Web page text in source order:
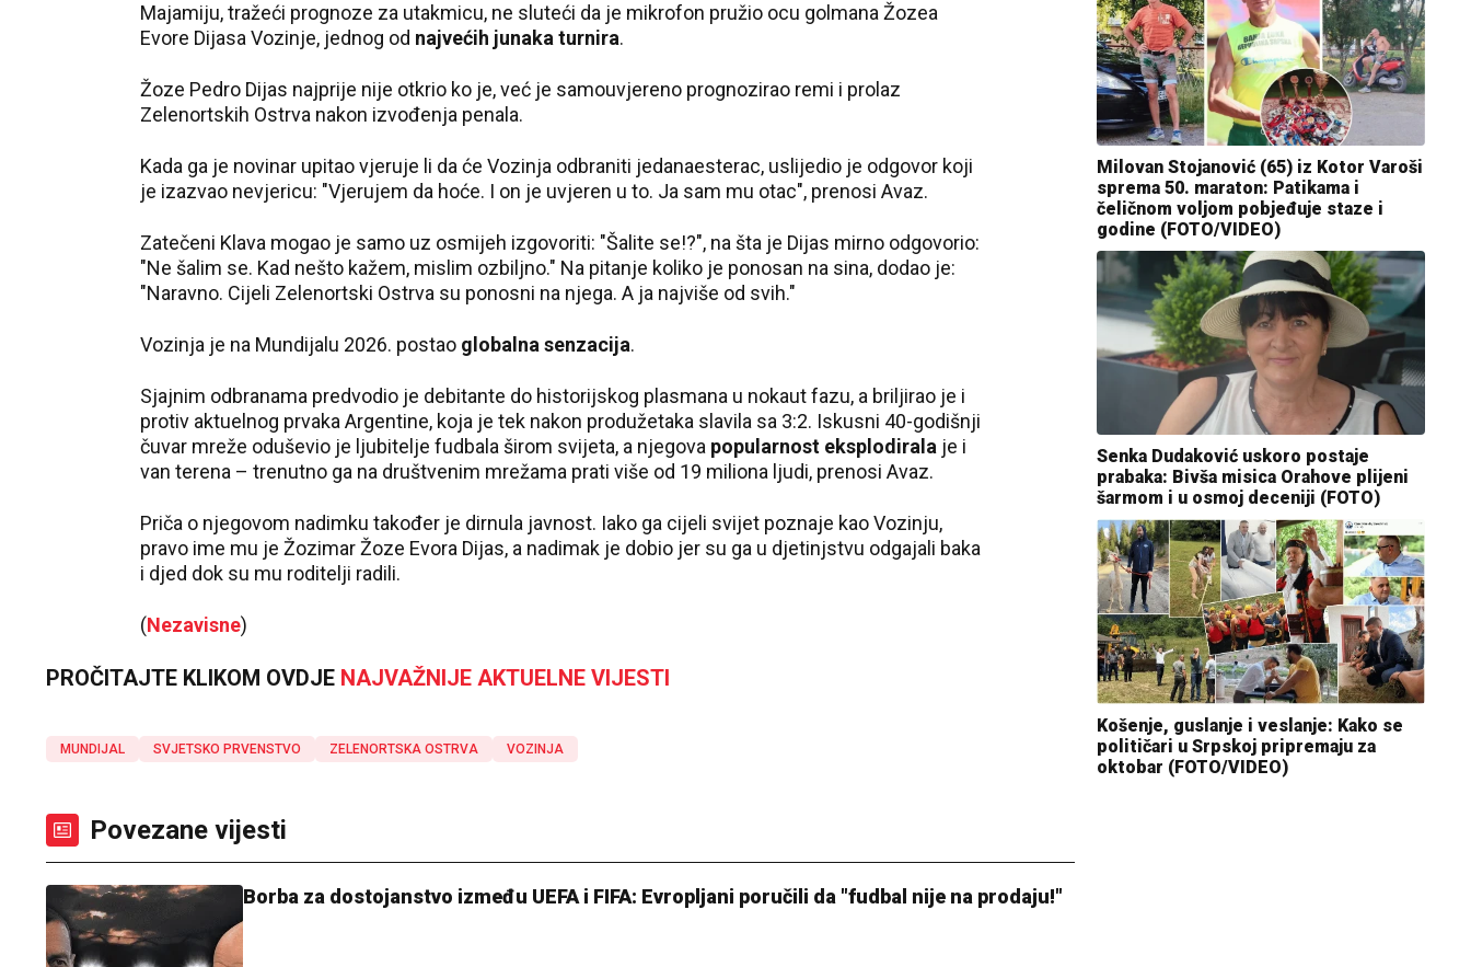
Majamiju, tražeći prognoze za utakmicu, ne sluteći da je mikrofon pružio ocu golmana Žozea
Evore Dijasa Vozinje, jednog od najvećih junaka turnira.
Žoze Pedro Dijas najprije nije otkrio ko je, već je samouvjereno prognozirao remi i prolaz
Zelenortskih Ostrva nakon izvođenja penala.
Kada ga je novinar upitao vjeruje li da će Vozinja odbraniti jedanaesterac, uslijedio je odgovor koji
je izazvao nevjericu: "Vjerujem da hoće. I on je uvjeren u to. Ja sam mu otac", prenosi Avaz.
Zatečeni Klava mogao je samo uz osmijeh izgovoriti: "Šalite se!?", na šta je Dijas mirno odgovorio:
"Ne šalim se. Kad nešto kažem, mislim ozbiljno." Na pitanje koliko je ponosan na sina, dodao je:
"Naravno. Cijeli Zelenortski Ostrva su ponosni na njega. A ja najviše od svih."
Vozinja je na Mundijalu 2026. postao globalna senzacija.
Sjajnim odbranama predvodio je debitante do historijskog plasmana u nokaut fazu, a briljirao je i
protiv aktuelnog prvaka Argentine, koja je tek nakon produžetaka slavila sa 3:2. Iskusni 40-godišnji
čuvar mreže oduševio je ljubitelje fudbala širom svijeta, a njegova popularnost eksplodirala je i
van terena – trenutno ga na društvenim mrežama prati više od 19 miliona ljudi, prenosi Avaz.
Priča o njegovom nadimku također je dirnula javnost. Iako ga cijeli svijet poznaje kao Vozinju,
pravo ime mu je Žozimar Žoze Evora Dijas, a nadimak je dobio jer su ga u djetinjstvu odgajali baka
i djed dok su mu roditelji radili.
(Nezavisne)
PROČITAJTE KLIKOM OVDJE NAJVAŽNIJE AKTUELNE VIJESTI
MUNDIJAL SVJETSKO PRVENSTVO ZELENORTSKA OSTRVA VOZINJA
Povezane vijesti
Borba za dostojanstvo između UEFA i FIFA: Evropljani poručili da "fudbal nije na prodaju!"
Milovan Stojanović (65) iz Kotor Varoši
sprema 50. maraton: Patikama i
čeličnom voljom pobjeđuje staze i
godine (FOTO/VIDEO)
Senka Dudaković uskoro postaje
prabaka: Bivša misica Orahove plijeni
šarmom i u osmoj deceniji (FOTO)
Košenje, guslanje i veslanje: Kako se
političari u Srpskoj pripremaju za
oktobar (FOTO/VIDEO)